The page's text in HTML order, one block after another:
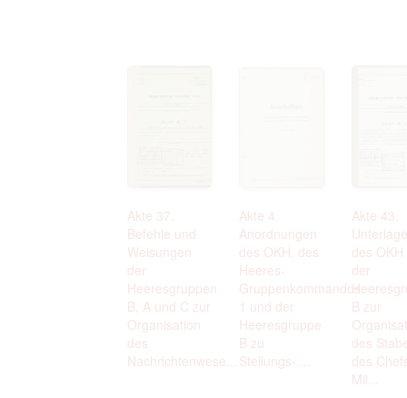
Akte 37.
Befehle und
Weisungen
der
Heeresgruppen
B, A und C zur
Organisation
des
Nachrichtenwese...
Akte 4.
Anordnungen
des OKH, des
Heeres-
Gruppenkommandos
1 und der
Heeresgruppe
B zu
Stellungs- ...
Akte 43.
des
der
B zur
des
des
Mil...